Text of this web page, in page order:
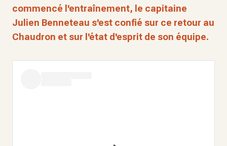
commencé l'entraînement, le capitaine
Julien Benneteau s'est confié sur ce retour au
Chaudron et sur l'état d'esprit de son équipe.